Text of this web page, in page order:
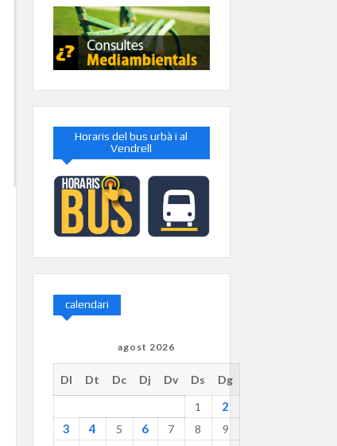
Horaris del bus urbà i al
Vendrell
calendari
agost 2026
Dl Dt Dc Dj Dv Ds
Dg
1
2
3
4 5 6 7 8
9